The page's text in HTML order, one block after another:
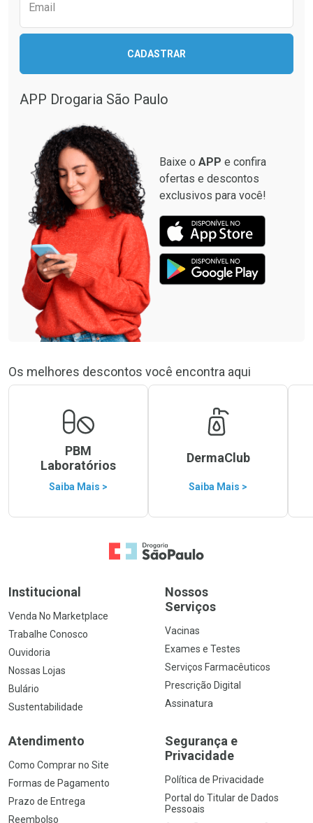
Comprar sem Desconto
Por R$ 34,39/cada
Por R$ 34,39/cada
Por R$ 32,39/cada
Email
CADASTRAR
APP Drogaria São Paulo
Baixe o APP e confira
ofertas e descontos
exclusivos para você!
Os melhores descontos você encontra aqui
PBM
Laboratórios
Saiba Mais >
DermaClub
Saiba Mais >
Ir para a Home
Institucional
Venda No Marketplace
Trabalhe Conosco
Ouvidoria
Nossas Lojas
Bulário
Sustentabilidade
Nossos
Serviços
Vacinas
Exames e Testes
Serviços Farmacêuticos
Prescrição Digital
Assinatura
Atendimento
Como Comprar no Site
Formas de Pagamento
Prazo de Entrega
Reembolso
Segurança e
Privacidade
Política de Privacidade
Portal do Titular de Dados
Pessoais